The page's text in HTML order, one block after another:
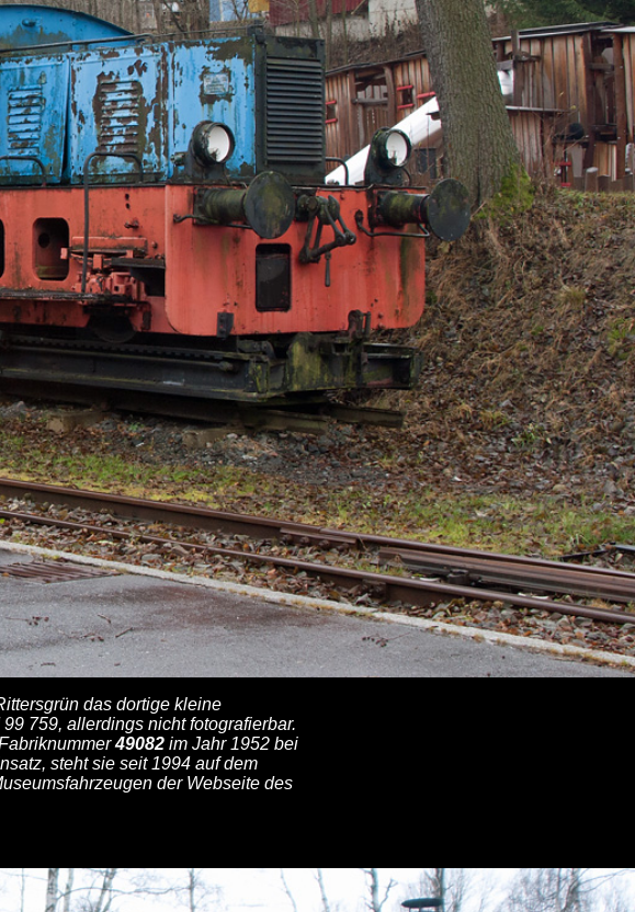
das dortige kleine
759, allerdings nicht fotografierbar.
49082 im Jahr 1952 bei
steht sie seit 1994 auf dem
der Webseite des